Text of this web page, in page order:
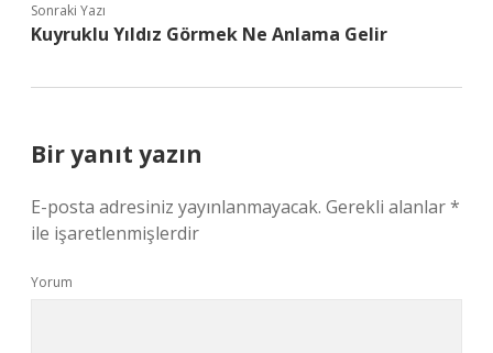
Sonraki Yazı
Kuyruklu Yıldız Görmek Ne Anlama Gelir
Bir yanıt yazın
E-posta adresiniz yayınlanmayacak. Gerekli alanlar*
ile işaretlenmişlerdir
Yorum